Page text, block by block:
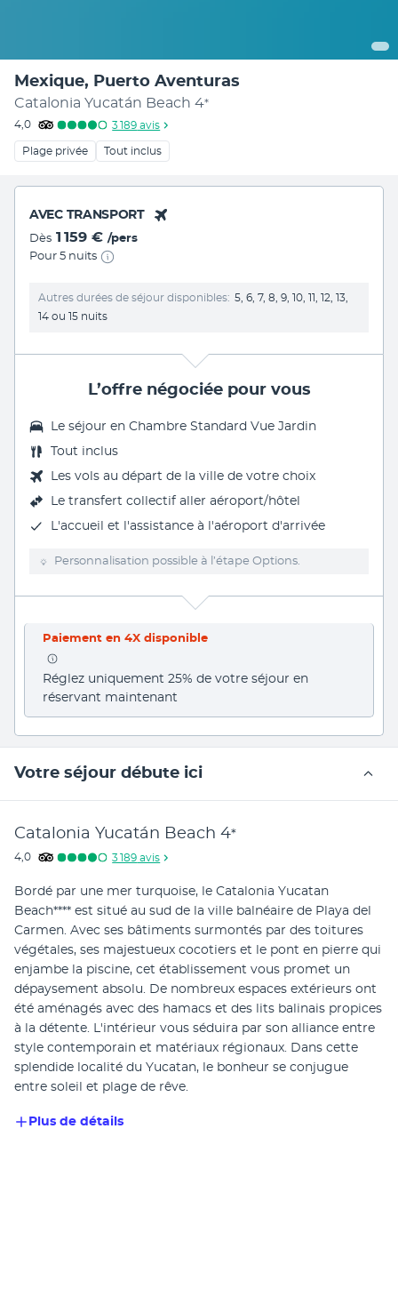
Mexique, Puerto Aventuras
Catalonia Yucatán Beach 4*
4,0 3 189 avis
Plage privée Tout inclus
AVEC TRANSPORT
Dès 1 159 € /pers
Pour 5 nuits
Autres durées de séjour disponibles
5, 6, 7, 8, 9, 10, 11, 12, 13,
14 ou 15 nuits
L’offre négociée pour vous
Le séjour en Chambre Standard Vue Jardin
Tout inclus
Les vols au départ de la ville de votre choix
Le transfert collectif aller aéroport/hôtel
L'accueil et l'assistance à l'aéroport d'arrivée
Personnalisation possible à l’étape Options.
Paiement en 4X disponible
Réglez uniquement 25% de votre séjour en
réservant maintenant
Votre séjour débute ici
Catalonia Yucatán Beach 4*
4,0 3 189 avis
Bordé par une mer turquoise, le Catalonia Yucatan
Beach**** est situé au sud de la ville balnéaire de Playa del
Carmen. Avec ses bâtiments surmontés par des toitures
végétales, ses majestueux cocotiers et le pont en pierre qui
enjambe la piscine, cet établissement vous promet un
dépaysement absolu. De nombreux espaces extérieurs ont
été aménagés avec des hamacs et des lits balinais propices
à la détente. L'intérieur vous séduira par son alliance entre
style contemporain et matériaux régionaux. Dans cette
splendide localité du Yucatan, le bonheur se conjugue
entre soleil et plage de rêve.
Plus de détails